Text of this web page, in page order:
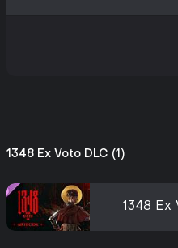
1348 Ex Voto DLC (1)
1348